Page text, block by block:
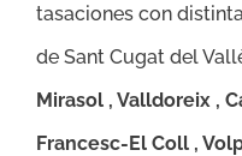
tasaciones con
de Sant Cugat del
Mirasol , Valldoreix ,
Francesc-El Coll ,